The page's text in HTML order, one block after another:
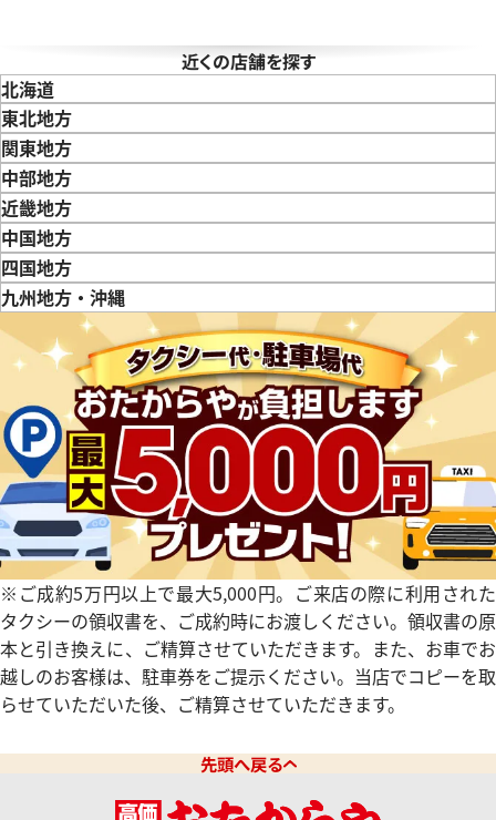
近くの店舗を探す
北海道
東北地方
青森県岩手県
関東地方
東京都神奈川県
中部地方
新潟県富山県
近畿地方
三重県滋賀県
中国地方
鳥取県島根県
四国地方
徳島県香川県愛媛県
九州地方・沖縄
福岡県
佐賀県 長崎県 熊本県大分県宮崎県鹿児島県
※ご成約5万円以上で最大5,000円。ご来店の際に利用された
タクシーの領収書を、ご成約時にお渡しください。領収書の原
本と引き換えに、ご精算させていただきます。また、お車でお
越しのお客様は、駐車券をご提示ください。当店でコピーを取
らせていただいた後、ご精算させていただきます。
先頭へ戻る